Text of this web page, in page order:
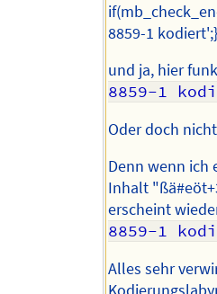
8859-1 kodiert';}
und ja, hier
8859-1
Oder doch
Denn wenn ich
Inhalt
erscheint
8859-1
Alles sehr